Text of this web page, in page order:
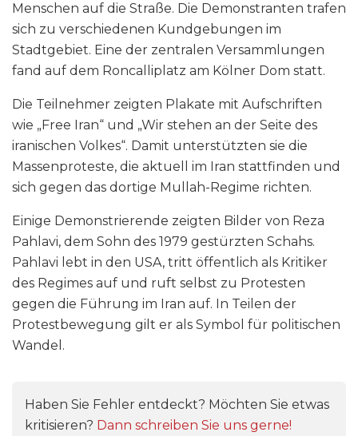
Menschen auf die Straße. Die Demonstranten trafen
sich zu verschiedenen Kundgebungen im
Stadtgebiet. Eine der zentralen Versammlungen
fand auf dem Roncalliplatz am Kölner Dom statt.
Die Teilnehmer zeigten Plakate mit Aufschriften
wie „Free Iran“ und „Wir stehen an der Seite des
iranischen Volkes“. Damit unterstützten sie die
Massenproteste, die aktuell im Iran stattfinden und
sich gegen das dortige Mullah-Regime richten.
Einige Demonstrierende zeigten Bilder von Reza
Pahlavi, dem Sohn des 1979 gestürzten Schahs.
Pahlavi lebt in den USA, tritt öffentlich als Kritiker
des Regimes auf und ruft selbst zu Protesten
gegen die Führung im Iran auf. In Teilen der
Protestbewegung gilt er als Symbol für politischen
Wandel.
Haben Sie Fehler entdeckt? Möchten Sie etwas
kritisieren? Dann schreiben Sie uns gerne!